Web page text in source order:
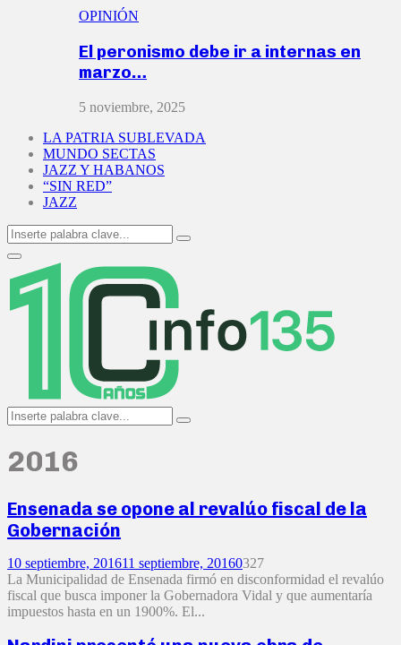
OPINIÓN
El peronismo debe ir a internas en
marzo…
5 noviembre, 2025
LA PATRIA SUBLEVADA
MUNDO SECTAS
JAZZ Y HABANOS
“SIN RED”
JAZZ
Search
for:
Search
Primary
Menu
Search
for:
Search
2016
Ensenada se opone al revalúo fiscal de la
Gobernación
10 septiembre, 201611 septiembre, 20160327
La Municipalidad de Ensenada firmó en disconformidad el revalúo
fiscal que busca imponer la Gobernadora Vidal y que aumentaría
impuestos hasta en un 1900%. El...